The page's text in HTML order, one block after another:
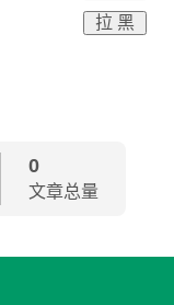
拉 黑
0
文章总量